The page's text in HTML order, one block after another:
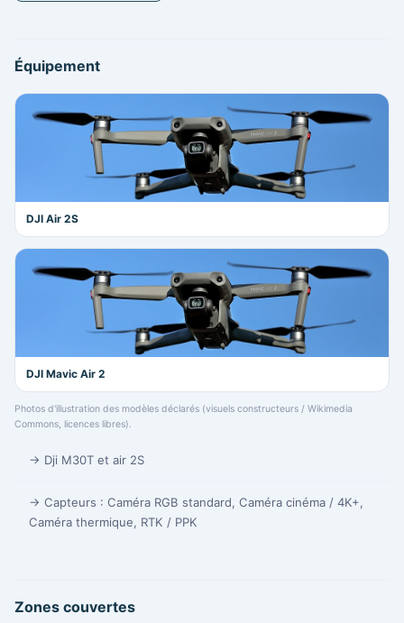
Équipement
DJI Air 2S
DJI Mavic Air 2
Photos d'illustration des modèles déclarés (visuels constructeurs / Wikimedia
Commons, licences libres).
→ Dji M30T et air 2S
→ Capteurs : Caméra RGB standard, Caméra cinéma / 4K+,
Caméra thermique, RTK / PPK
Zones couvertes